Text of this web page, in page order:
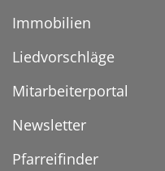
Immobilien
Liedvorschläge
Mitarbeiterportal
Newsletter
Pfarreifinder